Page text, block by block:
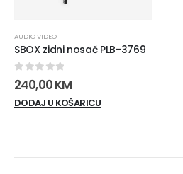
AUDIO VIDEO
SBOX zidni nosač PLB-3769
0 out of 5
240,00KM
DODAJ U KOŠARICU